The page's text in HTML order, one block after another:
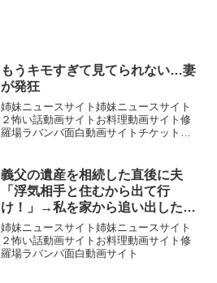
もうキモすぎて見てられない…妻
が発狂
姉妹ニュースサイト姉妹ニュースサイト
２怖い話動画サイトお料理動画サイト修
羅場ラバンバ面白動画サイトチケットは
相談所HP】【JUMANJI ジュエリー
HP】〜コノ街...
義父の遺産を相続した直後に夫
「浮気相手と住むから出て行
け！」→私を家から追い出した
が、たった数日で夫は全てを失う
ことに…www
姉妹ニュースサイト姉妹ニュースサイト
２怖い話動画サイトお料理動画サイト修
羅場ラバンバ面白動画サイト